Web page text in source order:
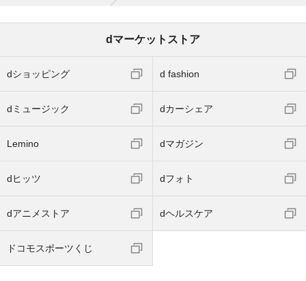
dマーケットストア
dショッピング d fashion
dミュージック dカーシェア
Lemino dマガジン
dヒッツ dフォト
dアニメストア dヘルスケア
ドコモスポーツくじ